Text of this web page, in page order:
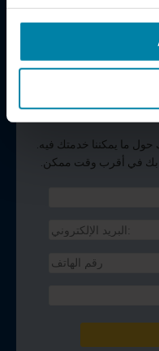
ما يمكننا خدمتك فيه.
بك في أقرب وقت ممكن.